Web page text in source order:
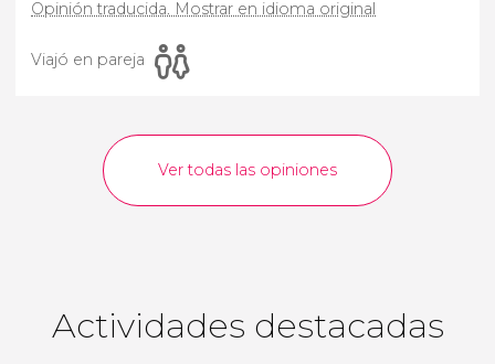
Opinión traducida. Mostrar en idioma original
Viajó en pareja
Ver todas las opiniones
Actividades destacadas